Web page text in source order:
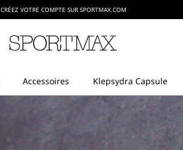
CRÉEZ VOTRE COMPTE SUR SPORTMAX.COM